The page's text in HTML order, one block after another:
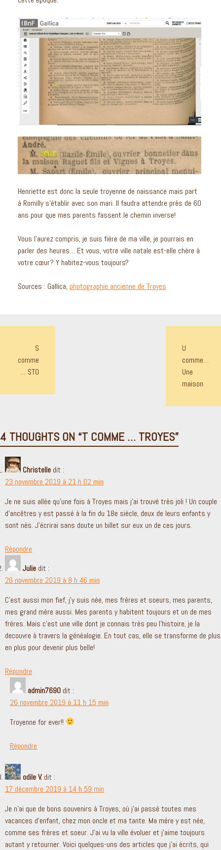
Henriette est donc la seule troyenne de naissance mais part
à Romilly s’établir avec son mari. Il faudra attendre près de 60
ans pour que mes parents fassent le chemin inverse!
Vous l’aurez compris, je suis fière de ma ville, je pourrais en
parler des heures… Et vous, votre ville natale est-elle chère à
votre cœur? Y habitez-vous toujours?
Sources : Gallica, photographie ancienne de Troyes
L’ARTICLE
S
comme
… STO
U
comme…
Une
maison
4 THOUGHTS ON “T COMME … TROYES”
Christelle dit :
23 novembre 2019 à 21 h 02 min
Je ne suis allée qu’une fois à Troyes mais j’ai trouvé très joli ! Un couple
d’ancêtres y est passé à la fin du 18e siècle, deux de leurs enfants y
sont nés. J’écrirai sans doute un billet sur eux un de ces jours.
Répondre
Julie dit :
26 novembre 2019 à 8 h 46 min
C’est aussi mon fief, j’y suis née, mes frères et soeurs, mes parents,
mes grand mère aussi. Mes parents y habitent toujours et un de mes
frères. Mais c’est une ville dont je connais très peu l’histoire, je la
decouvre à travers la généalogie. En tout cas, elle se transforme de plus
en plus pour devenir plus belle!
Répondre
admin7690 dit :
26 novembre 2019 à 11 h 15 min
Troyenne for ever!!
Répondre
odile V. dit :
17 décembre 2019 à 14 h 59 min
Je n’ai que de bons souvenirs à Troyes, où j’ai passé toutes mes
vacances d’enfant, chez mon oncle et ma tante. Ma mère y est née,
comme ses frères et soeur. J’ai vu la ville évoluer et j’aime toujours
autant y retourner. Voici quelques-uns des articles que j’ai écrits, qui